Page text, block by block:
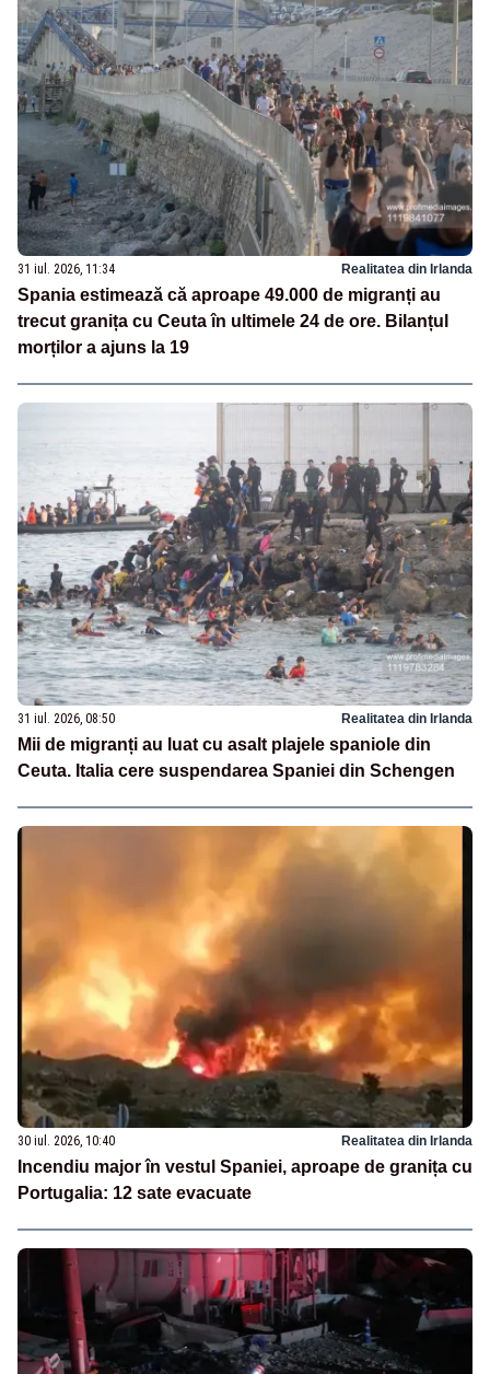
31 iul. 2026, 11:34 Realitatea din Irlanda
Spania estimează că aproape 49.000 de migranți au
trecut granița cu Ceuta în ultimele 24 de ore. Bilanțul
morților a ajuns la 19
31 iul. 2026, 08:50 Realitatea din Irlanda
Mii de migranți au luat cu asalt plajele spaniole din
Ceuta. Italia cere suspendarea Spaniei din Schengen
30 iul. 2026, 10:40 Realitatea din Irlanda
Incendiu major în vestul Spaniei, aproape de granița cu
Portugalia: 12 sate evacuate